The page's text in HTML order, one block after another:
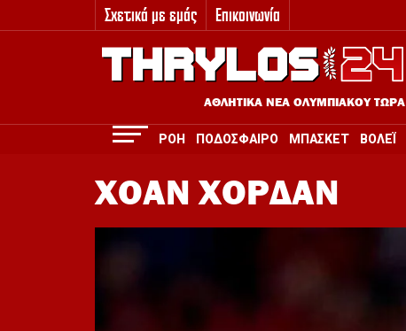
Σχετικά με εμάς Επικοινωνία
ΑΘΛΗΤΙΚΑ ΝΕΑ ΟΛΥΜΠΙΑΚΟΥ ΤΩΡΑ
ΡΟΗ ΠΟΔΟΣΦΑΙΡΟ ΜΠΑΣΚΕΤ ΒΟΛΕΪ
ΧΟΑΝ ΧΟΡΔΑΝ